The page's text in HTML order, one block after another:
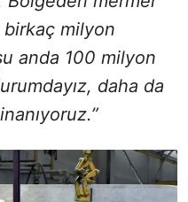
birkaç milyon
anda 100 milyon
daha da